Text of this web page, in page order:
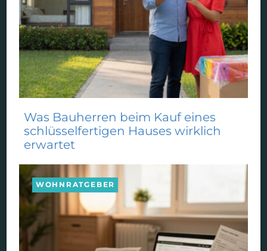
Was Bauherren beim Kauf eines
schlüsselfertigen Hauses wirklich
erwartet
WOHNRATGEBER